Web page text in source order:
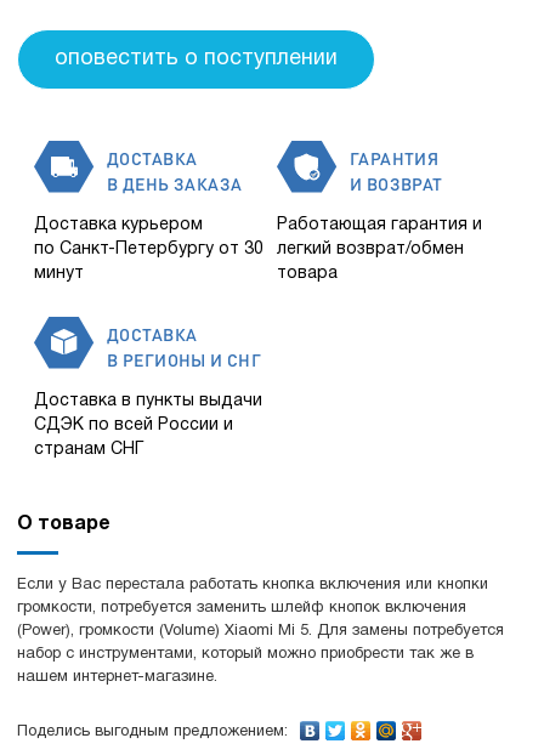
ДОСТАВКА
В ДЕНЬ ЗАКАЗА
Доставка курьером
по Санкт-Петербургу от 30
минут
ГАРАНТИЯ
И ВОЗВРАТ
Работающая гарантия и
легкий возврат/обмен
товара
ДОСТАВКА
В РЕГИОНЫ И СНГ
Доставка в пункты выдачи
СДЭК по всей России и
странам СНГ
О товаре
Если у Вас перестала работать кнопка включения или кнопки
громкости, потребуется заменить шлейф кнопок включения
(Power), громкости (Volume) Xiaomi Mi 5. Для замены потребуется
набор с инструментами, который можно приобрести так же в
нашем интернет-магазине.
Поделись выгодным предложением: